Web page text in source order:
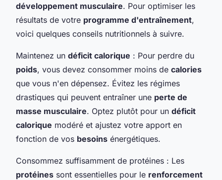
développement musculaire. Pour optimiser les
résultats de votre programme d'entraînement,
voici quelques conseils nutritionnels à suivre.
Maintenez un déficit calorique : Pour perdre du
poids, vous devez consommer moins de calories
que vous n'en dépensez. Évitez les régimes
drastiques qui peuvent entraîner une perte de
masse musculaire. Optez plutôt pour un déficit
calorique modéré et ajustez votre apport en
fonction de vos besoins énergétiques.
Consommez suffisamment de protéines : Les
protéines sont essentielles pour le renforcement